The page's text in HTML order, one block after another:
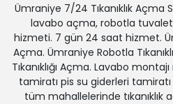
Ümraniye 7/24 Tıkanıklık Açma
lavabo açma, robotla tuvalet
hizmeti. 7 gün 24 saat hizmet.
Açma. Ümraniye Robotla
Tıkanıklığı Açma. Lavabo
tamiratı pis su giderleri
tüm mahallelerinde